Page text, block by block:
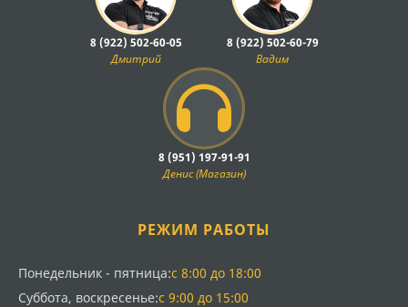
8 (922) 502-60-05
Дмитрий
8 (922) 502-60-79
Вадим
8 (951) 197-91-91
Денис (Магазин)
РЕЖИМ РАБОТЫ
Понедельник - пятница:с 8:00 до 18:00
Суббота, воскресенье:с 9:00 до 15:00